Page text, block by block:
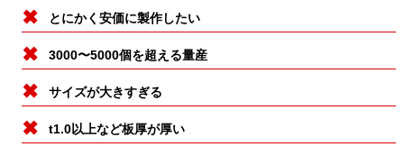
とにかく安価に製作したい
3000〜5000個を超える量産
サイズが大きすぎる
t1.0以上など板厚が厚い